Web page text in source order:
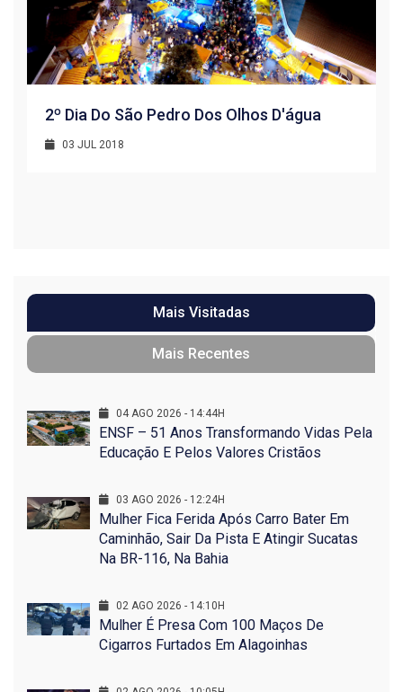
2º Dia Do São Pedro Dos Olhos D'água
03 JUL 2018
Mais Visitadas
Mais Recentes
04 AGO 2026 - 14:44H
ENSF – 51 Anos Transformando Vidas Pela
Educação E Pelos Valores Cristãos
03 AGO 2026 - 12:24H
Mulher Fica Ferida Após Carro Bater Em
Caminhão, Sair Da Pista E Atingir Sucatas
Na BR-116, Na Bahia
02 AGO 2026 - 14:10H
Mulher É Presa Com 100 Maços De
Cigarros Furtados Em Alagoinhas